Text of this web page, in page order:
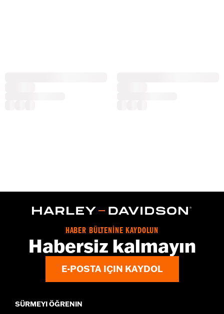
HABER BÜLTENİNE KAYDOLUN
Habersiz kalmayın
E-POSTA IÇIN KAYDOL
SÜRMEYI ÖĞRENIN